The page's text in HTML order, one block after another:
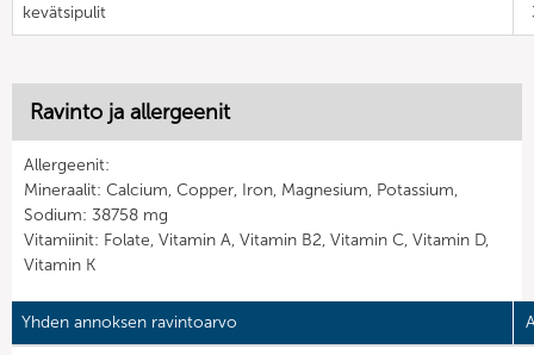
kevätsipulit
Ravinto ja allergeenit
Allergeenit:
Mineraalit: Calcium, Copper, Iron, Magnesium, Potassium,
Sodium: 38758 mg
Vitamiinit: Folate, Vitamin A, Vitamin B2, Vitamin C, Vitamin D,
Vitamin K
Yhden annoksen ravintoarvo